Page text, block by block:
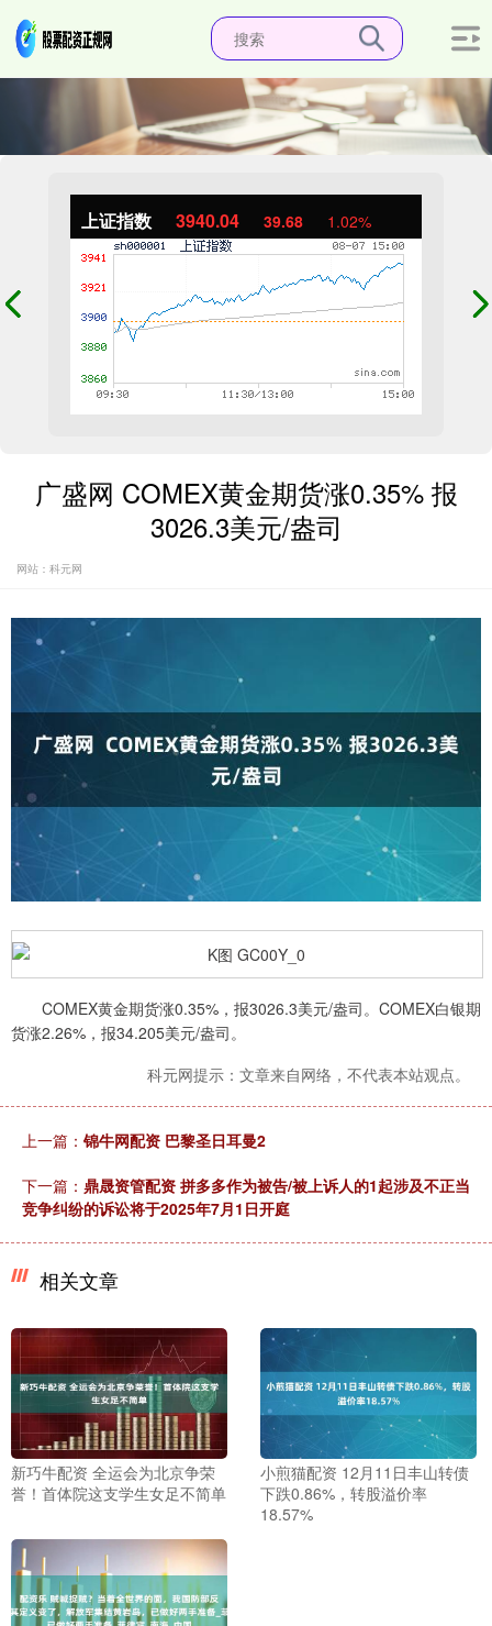
上证指数 3940.04 39.68 1.02%
广盛网 COMEX黄金期货涨0.35% 报
3026.3美元/盎司
网站：科元网
COMEX黄金期货涨0.35%，报3026.3美元/盎司。COMEX白银期
货涨2.26%，报34.205美元/盎司。
科元网提示：文章来自网络，不代表本站观点。
上一篇： 锦牛网配资 巴黎圣日耳曼2
下一篇： 鼎晟资管配资 拼多多作为被告/被上诉人的1起涉及不正当
竞争纠纷的诉讼将于2025年7月1日开庭
相关文章
新巧牛配资 全运会为北京争荣
誉！首体院这支学生女足不简单
小煎猫配资 12月11日丰山转债
下跌0.86%，转股溢价率
18.57%